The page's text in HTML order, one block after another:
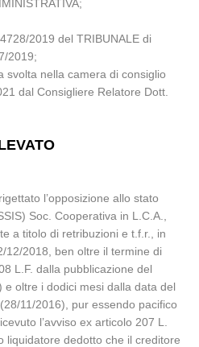
2019 del TRIBUNALE di
2019;
svolta nella camera di consiglio
dal Consigliere Relatore Dott.
l’opposizione allo stato
Soc. Cooperativa in L.C.A.,
a titolo di retribuzioni e t.f.r., in
12/2018, ben oltre il termine di
L.F. dalla pubblicazione del
oltre i dodici mesi dalla data del
11/2016), pur essendo pacifico
l’avviso ex articolo 207 L.
liquidatore dedotto che il creditore